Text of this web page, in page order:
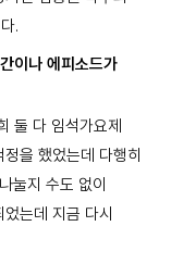
.
이나 에피소드가
둘 다 임석가요제
을 했었는데 다행히
눌지 수도 없이
는데 지금 다시